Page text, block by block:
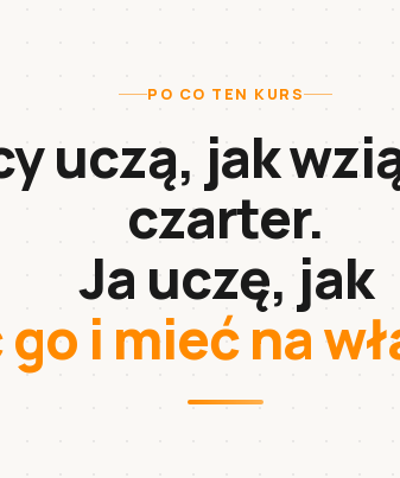
PO CO TEN KURS
uczą, jak
czarter.
Ja uczę, jak
i mieć na